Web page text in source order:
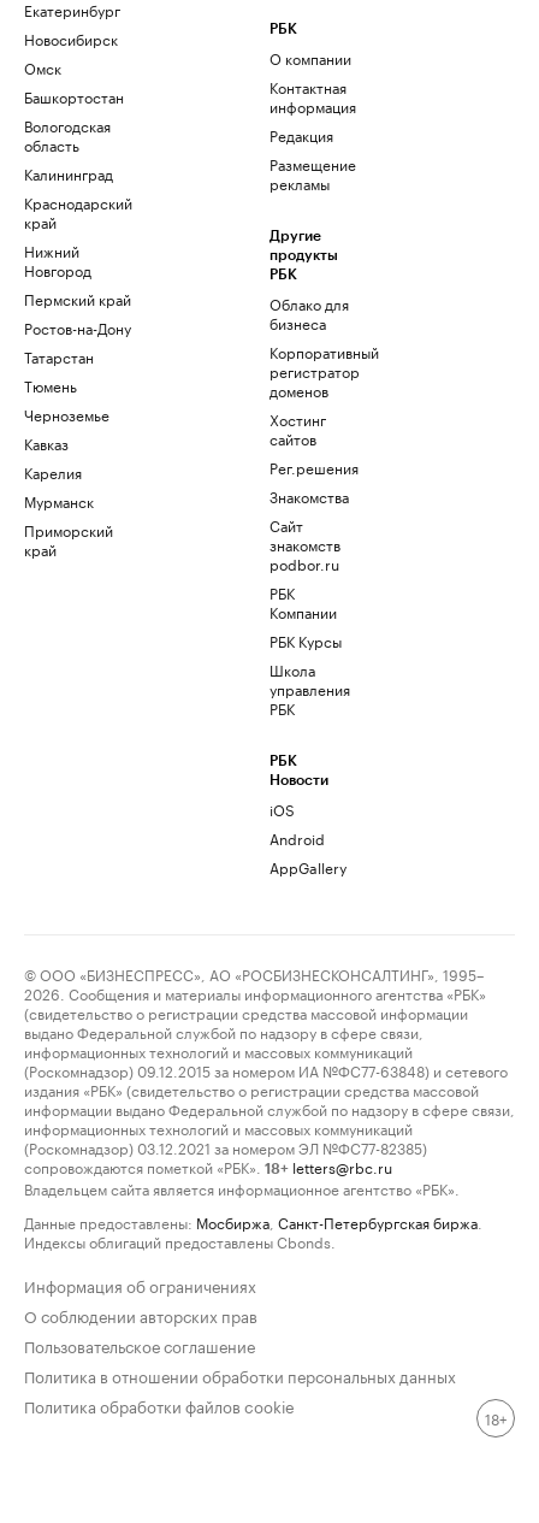
Екатеринбург
Новосибирск
Омск
Башкортостан
Вологодская
область
Калининград
Краснодарский
край
Нижний
Новгород
Пермский край
Ростов-на-Дону
Татарстан
Тюмень
Черноземье
Кавказ
Карелия
Мурманск
Приморский
край
РБК
О компании
Контактная
информация
Редакция
Размещение
рекламы
Другие
продукты
РБК
Облако для
бизнеса
Корпоративный
регистратор
доменов
Хостинг
сайтов
Рег.решения
Знакомства
Сайт
знакомств
podbor.ru
РБК
Компании
РБК Курсы
Школа
управления
РБК
РБК
Новости
iOS
Android
AppGallery
© ООО «БИЗНЕСПРЕСС», АО «РОСБИЗНЕСКОНСАЛТИНГ», 1995–
2026. Сообщения и материалы информационного агентства «РБК»
(свидетельство о регистрации средства массовой информации
выдано Федеральной службой по надзору в сфере связи,
информационных технологий и массовых коммуникаций
(Роскомнадзор) 09.12.2015 за номером ИА №ФС77-63848) и сетевого
издания «РБК» (свидетельство о регистрации средства массовой
информации выдано Федеральной службой по надзору в сфере связи,
информационных технологий и массовых коммуникаций
(Роскомнадзор) 03.12.2021 за номером ЭЛ №ФС77-82385)
сопровождаются пометкой «РБК».
18+ letters@rbc.ru
Владельцем сайта является информационное агентство «РБК».
Данные предоставлены: Мосбиржа Санкт-Петербургская биржа
Индексы облигаций предоставлены Cbonds.
Информация об ограничениях
О соблюдении авторских прав
Пользовательское соглашение
Политика в отношении обработки персональных данных
Политика обработки файлов cookie
18+